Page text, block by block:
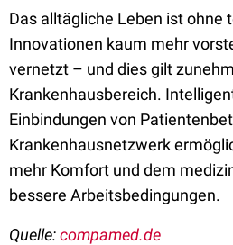
Das alltägliche Leben ist ohne
Innovationen kaum mehr
vernetzt – und dies gilt
Krankenhausbereich.
Einbindungen von
Krankenhausnetzwerk
mehr Komfort und dem
bessere Arbeitsbedingungen.
Quelle:compamed.de